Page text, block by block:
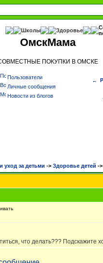
Школы Здоровье
ОмскМама
ПОКУПКИ В ОМСКЕ
Пользователи
Личные сообщения
Новости из блогов
уход за детьми -> Здоровье детей ->
что делать??? Подскажите